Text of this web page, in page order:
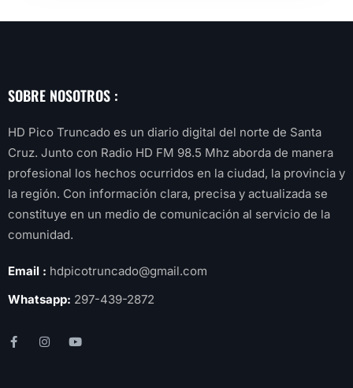
SOBRE NOSOTROS :
HD Pico Truncado es un diario digital del norte de Santa
Cruz. Junto con Radio HD FM 98.5 Mhz aborda de manera
profesional los hechos ocurridos en la ciudad, la provincia y
la región. Con información clara, precisa y actualizada se
constituye en un medio de comunicación al servicio de la
comunidad.
Email : hdpicotruncado@gmail.com
Whatsapp: 297-439-2872